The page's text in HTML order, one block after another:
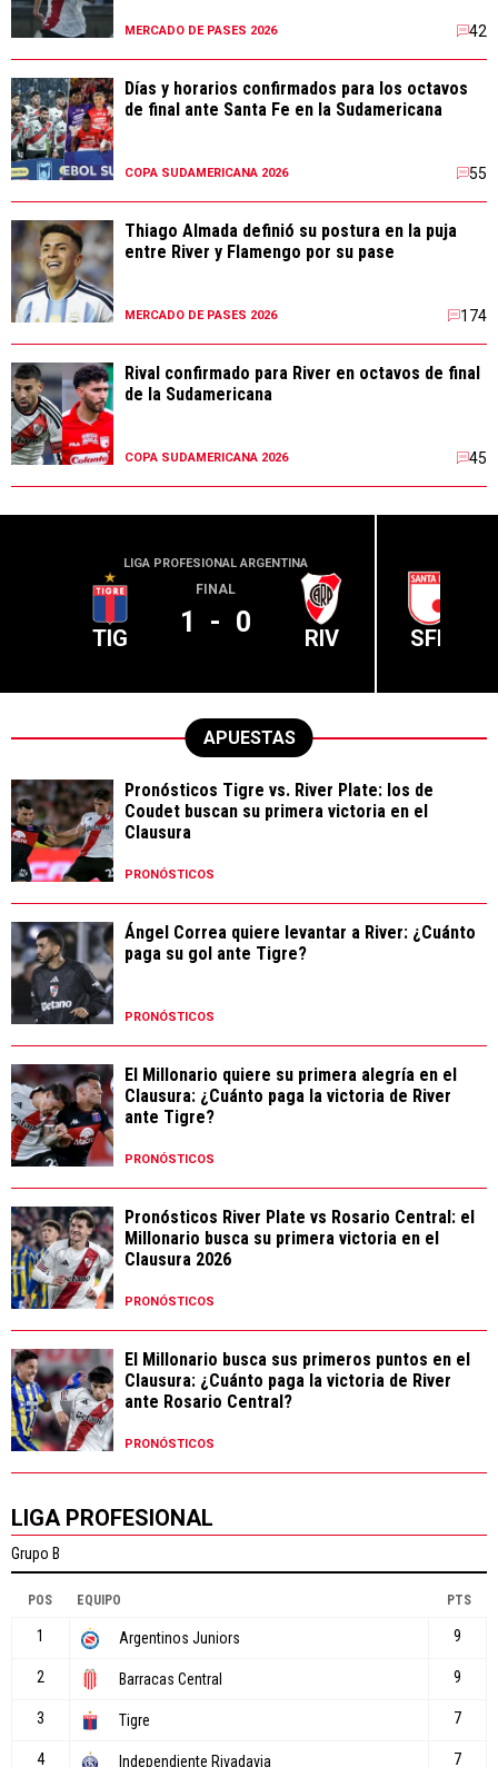
MERCADO DE PASES 2026 42
Días y horarios confirmados para los octavos
de final ante Santa Fe en la Sudamericana
COPA SUDAMERICANA 2026 55
Thiago Almada definió su postura en la puja
entre River y Flamengo por su pase
MERCADO DE PASES 2026 174
Rival confirmado para River en octavos de final
de la Sudamericana
COPA SUDAMERICANA 2026 45
LIGA PROFESIONAL ARGENTINA
TIG
FINAL
1 - 0 RIV SFE
APUESTAS
Pronósticos Tigre vs. River Plate: los de
Coudet buscan su primera victoria en el
Clausura
PRONÓSTICOS
Ángel Correa quiere levantar a River: ¿Cuánto
paga su gol ante Tigre?
PRONÓSTICOS
El Millonario quiere su primera alegría en el
Clausura: ¿Cuánto paga la victoria de River
ante Tigre?
PRONÓSTICOS
Pronósticos River Plate vs Rosario Central: el
Millonario busca su primera victoria en el
Clausura 2026
PRONÓSTICOS
El Millonario busca sus primeros puntos en el
Clausura: ¿Cuánto paga la victoria de River
ante Rosario Central?
PRONÓSTICOS
LIGA PROFESIONAL